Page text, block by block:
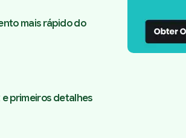
mais rápido do
e primeiros detalhes